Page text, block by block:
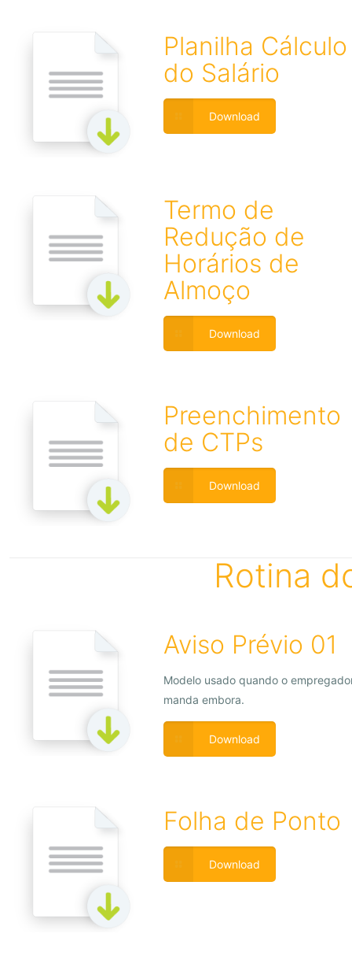
Planilha Cálculo
do Salário
Download
Termo de
Redução de
Horários de
Almoço
Download
Preenchimento
de CTPs
Download
Rotina
Aviso Prévio 01
Modelo usado quando o
manda embora.
Download
Folha de Ponto
Download